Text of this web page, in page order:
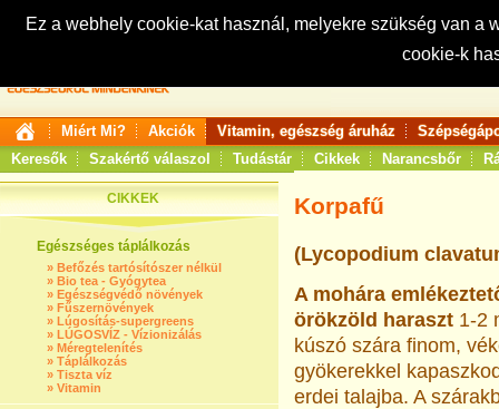
Ez a webhely cookie-kat használ, melyekre szükség van
cookie-k
Keresés:
Miért Mi? Akciók Vitamin, egészség áruház
Keresők
Szakértő válaszol Tudástár Cikkek Narancsbőr
CIKKEK
Egészséges táplálkozás
» Befőzés tartósítószer nélkül
» Bio tea - Gyógytea
» Egészségvédő növények
» Fűszernövények
» Lúgosítás-supergreens
» LÚGOSVÍZ - Vízionizálás
» Méregtelenítés
» Táplálkozás
» Tiszta víz
» Vitamin
Korpafű
(Lycopodium
A mohára
örökzöld ha­raszt 1-2
kúszó szára finom,
gyökerekkel
erdei talajba. A